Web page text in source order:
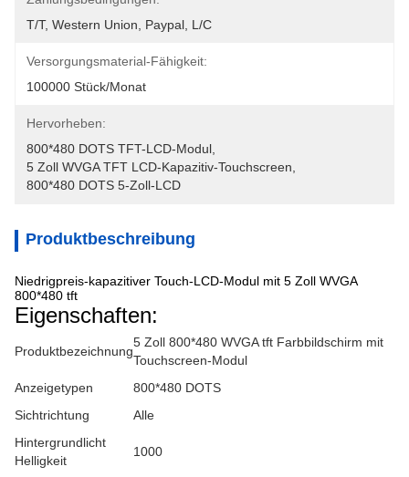
T/T, Western Union, Paypal, L/C
Versorgungsmaterial-Fähigkeit:
100000 Stück/Monat
Hervorheben:
800*480 DOTS TFT-LCD-Modul
5 Zoll WVGA TFT LCD-Kapazitiv-Touchscreen
800*480 DOTS 5-Zoll-LCD
Produktbeschreibung
Niedrigpreis-kapazitiver Touch-LCD-Modul mit 5 Zoll WVGA
800*480 tft
Eigenschaften:
Produktbezeichnung
5 Zoll 800*480 WVGA tft Farbbildschirm mit
Touchscreen-Modul
Anzeigetypen
800*480 DOTS
Sichtrichtung
Alle
Hintergrundlicht
Helligkeit
1000